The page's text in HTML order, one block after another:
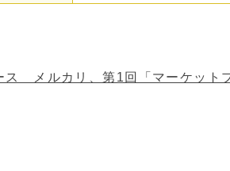
ス メルカリ、第1回「マーケット